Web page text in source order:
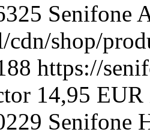
Senifone
cdn/shop/
https://
14,95 EUR
Senifone